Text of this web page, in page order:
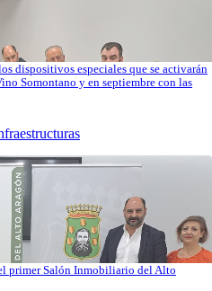
dispositivos especiales que se activarán
Somontano y en septiembre con las
primer Salón Inmobiliario del Alto